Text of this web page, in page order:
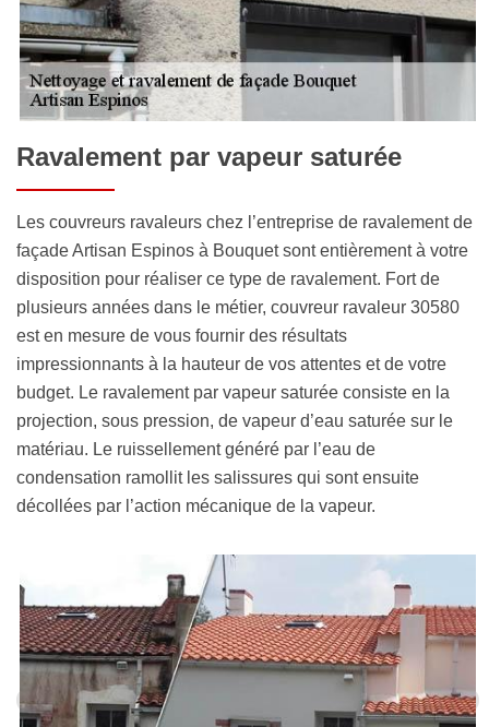
Ravalement par vapeur saturée
Les couvreurs ravaleurs chez l’entreprise de ravalement de
façade Artisan Espinos à Bouquet sont entièrement à votre
disposition pour réaliser ce type de ravalement. Fort de
plusieurs années dans le métier, couvreur ravaleur 30580
est en mesure de vous fournir des résultats
impressionnants à la hauteur de vos attentes et de votre
budget. Le ravalement par vapeur saturée consiste en la
projection, sous pression, de vapeur d’eau saturée sur le
matériau. Le ruissellement généré par l’eau de
condensation ramollit les salissures qui sont ensuite
décollées par l’action mécanique de la vapeur.